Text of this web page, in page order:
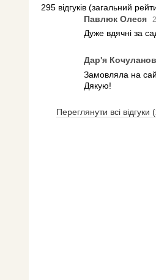
295 відгуків (загальний
Павлюк Олеся
Дуже вдячні за
Дар'я
Замовляла на
Дякую!
Переглянути всі відгуки